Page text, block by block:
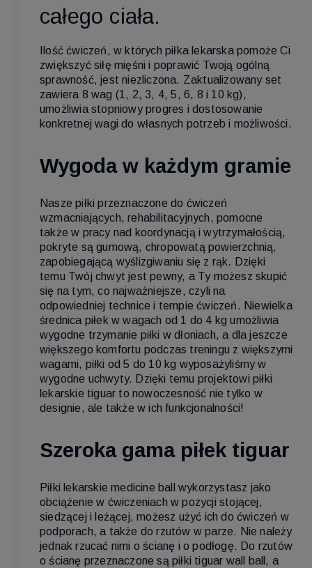
całego ciała.
Ilość ćwiczeń, w których piłka lekarska pomoże Ci
zwiększyć siłę mięśni i poprawić Twoją ogólną
sprawność, jest niezliczona. Zaktualizowany set
zawiera 8 wag (1, 2, 3, 4, 5, 6, 8 i 10 kg),
umożliwia stopniowy progres i dostosowanie
konkretnej wagi do własnych potrzeb i możliwości.
Wygoda w każdym gramie
Nasze piłki przeznaczone do ćwiczeń
wzmacniających, rehabilitacyjnych, pomocne
także w pracy nad koordynacją i wytrzymałością,
pokryte są gumową, chropowatą powierzchnią,
zapobiegającą wyślizgiwaniu się z rąk. Dzięki
temu Twój chwyt jest pewny, a Ty możesz skupić
się na tym, co najważniejsze, czyli na
odpowiedniej technice i tempie ćwiczeń. Niewielka
średnica piłek w wagach od 1 do 4 kg umożliwia
wygodne trzymanie piłki w dłoniach, a dla jeszcze
większego komfortu podczas treningu z większymi
wagami, piłki od 5 do 10 kg wyposażyliśmy w
wygodne uchwyty. Dzięki temu projektowi piłki
lekarskie tiguar to nowoczesność nie tylko w
designie, ale także w ich funkcjonalności!
Szeroka gama piłek tiguar
Piłki lekarskie medicine ball wykorzystasz jako
obciążenie w ćwiczeniach w pozycji stojącej,
siedzącej i leżącej, możesz użyć ich do ćwiczeń w
podporach, a także do rzutów w parze. Nie należy
jednak rzucać nimi o ścianę i o podłogę. Do rzutów
o ścianę przeznaczone są piłki tiguar wall ball, a